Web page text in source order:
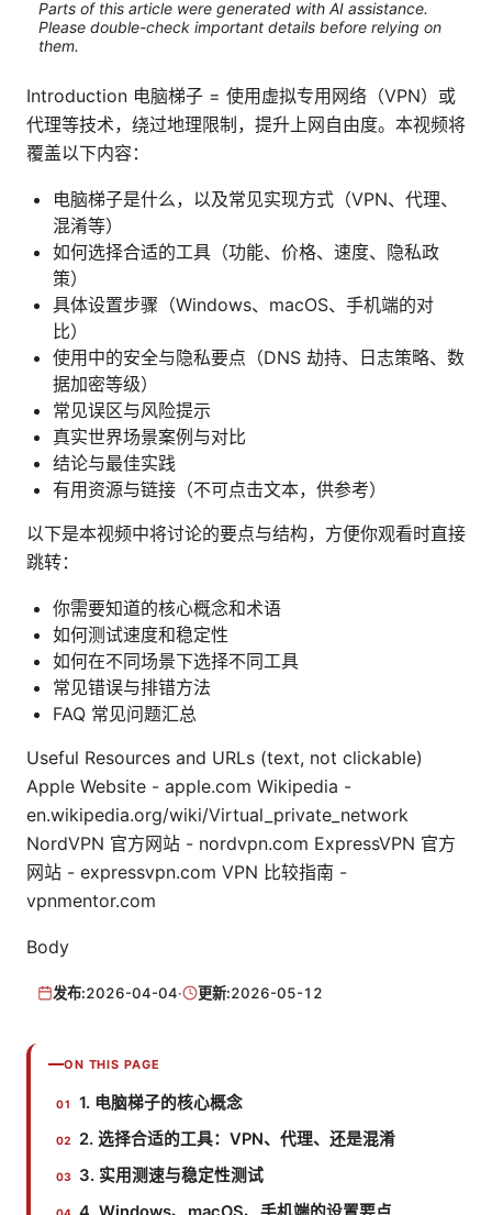
Parts of this article were generated with AI assistance.
Please double-check important details before relying on
them.
Introduction 电脑梯子 = 使用虚拟专用网络（VPN）或
代理等技术，绕过地理限制，提升上网自由度。本视频将
覆盖以下内容：
电脑梯子是什么，以及常见实现方式（VPN、代理、
混淆等）
如何选择合适的工具（功能、价格、速度、隐私政
策）
具体设置步骤（Windows、macOS、手机端的对
比）
使用中的安全与隐私要点（DNS 劫持、日志策略、数
据加密等级）
常见误区与风险提示
真实世界场景案例与对比
结论与最佳实践
有用资源与链接（不可点击文本，供参考）
以下是本视频中将讨论的要点与结构，方便你观看时直接
跳转：
你需要知道的核心概念和术语
如何测试速度和稳定性
如何在不同场景下选择不同工具
常见错误与排错方法
FAQ 常见问题汇总
Useful Resources and URLs (text, not clickable)
Apple Website - apple.com Wikipedia -
en.wikipedia.org/wiki/Virtual_private_network
NordVPN 官方网站 - nordvpn.com ExpressVPN 官方
网站 - expressvpn.com VPN 比较指南 -
vpnmentor.com
Body
发布:2026-04-04· 更新:2026-05-12
ON THIS PAGE
1. 电脑梯子的核心概念
2. 选择合适的工具：VPN、代理、还是混淆
3. 实用测速与稳定性测试